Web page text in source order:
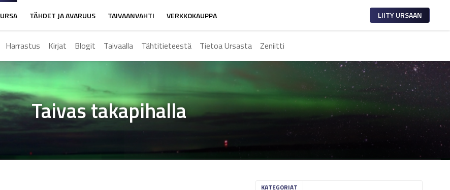
LIITY URSAAN
URSA TÄHDET JA AVARUUS TAIVAANVAHTI VERKKOKAUPPA
Harrastus Kirjat Blogit Taivaalla Tähtitieteestä Tietoa Ursasta Zeniitti
Taivas takapihalla
KATEGORIAT